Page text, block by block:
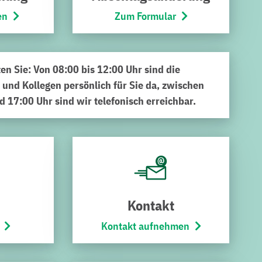
teil
und 15 Schüler*innen der 4. Klasse zusammen mit
Wald. Sie waren mit dem ÖPNV bis Karlsdorf
geführte Besichtigung eine „Premiere“. Angemeldet
und stieg motivierend – medias in res – mit Fragen zu
interessiert. In Bruchsal wird das Trinkwasser aus
versorgt werden, folgte die Besuchergruppe dem
Zum Formular
Sie: Von 08:00 bis 12:00 Uhr sind die
Kollegen persönlich für Sie da, zwischen
17:00 Uhr sind wir telefonisch erreichbar.
Kontakt
Kontakt aufnehmen